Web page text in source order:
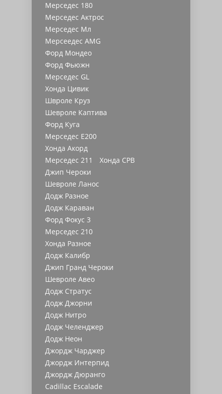
Мерседес 180
Мерседес Актрос
Мерседес Мл
Мерсеедес AMG
Форд Мондео
Форд Фьюжн
Мерседес GL
Хонда Цивик
Швроле Круз
Шевроле Каптива
Форд Куга
Мерседес Е200
Хонда Акорд
Мерседес 211
Хонда СРВ
Джип Чероки
Шевроле Ланос
Додж Разное
Додж Караван
Форд Фокус 3
Мерседес 210
Хонда Разное
Додж Калибр
Джип Гранд Чероки
Шевроле Авео
Додж Стратус
Додж Джорни
Додж Нитро
Додж Челенджер
Додж Неон
Джордж Чарджер
Джордж Интерпид
Джордж Дюранго
Cadillac Escalade